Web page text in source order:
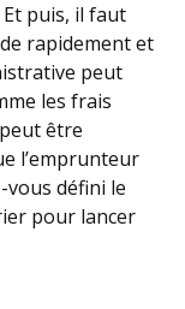
puis, il faut
rapidement et
peut
les frais
être
l’emprunteur
vous défini le
pour lancer